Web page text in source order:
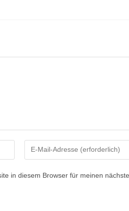
in diesem Browser für meinen